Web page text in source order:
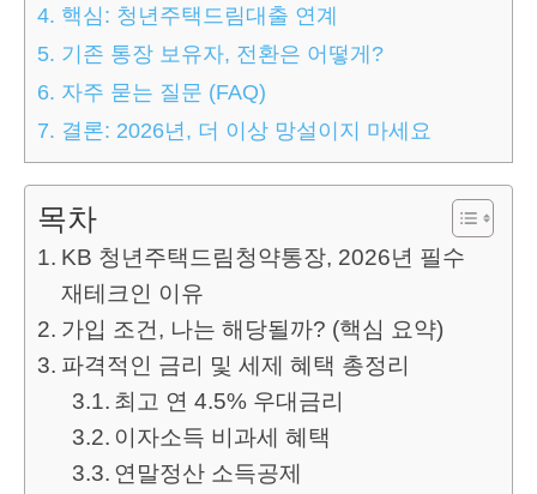
4. 핵심: 청년주택드림대출 연계
5. 기존 통장 보유자, 전환은 어떻게?
6. 자주 묻는 질문 (FAQ)
7. 결론: 2026년, 더 이상 망설이지 마세요
목차
KB 청년주택드림청약통장, 2026년 필수
재테크인 이유
가입 조건, 나는 해당될까? (핵심 요약)
파격적인 금리 및 세제 혜택 총정리
최고 연 4.5% 우대금리
이자소득 비과세 혜택
연말정산 소득공제